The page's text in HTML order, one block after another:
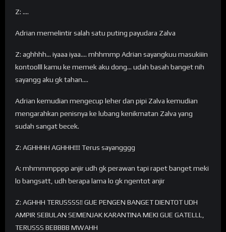
Z: ….
Adrian memelintir salah satu puting payudara Zalva
Z: aghhhh… iyaaa iyaa…. mhhmmp Adrian sayangkuu masukiiin
kontoolll kamu ke memek aku dong… udah basah banget nih
sayangg aku gk tahan….
Adrian kemudian mengecup leher dan pipi Zalva kemudian
mengarahkan penisnya ke lubang kenikmatan Zalva yang
sudah sangat becek.
Z: AGHHHH AGHHH!!!! Terus sayangggg
A: mhmmmpppp anjir udh gk perawan tapi rapet banget meki
lo bangsatt, udh berapa lama lo gk ngentot anjir
Z: AGHHH TERUSSSS!! GUE PENGEN BANGET DIENTOT UDH
AMPIR SEBULAN SEMENJAK KARANTINA MEKI GUE GATELLL,
TERUSSS BEBBBB MWAHH